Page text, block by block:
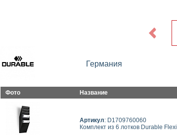
Previous
Германия
Фото Название
Артикул: D1709760060
Комплект из 6 лотков Durable